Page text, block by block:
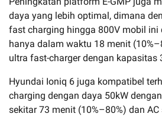
daya yang lebih optimal, dimana
fast charging hingga 800V mobil ini
hanya dalam waktu 18 menit
ultra fast-charger dengan kapasitas
Hyundai Ioniq 6 juga kompatibel
charging dengan daya 50kW
sekitar 73 menit (10%–80%) dan